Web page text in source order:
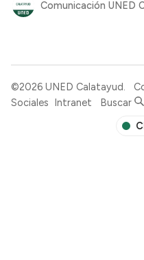
Comunicación UNED
©2026 UNED Calatayud.
Sociales Intranet Buscar